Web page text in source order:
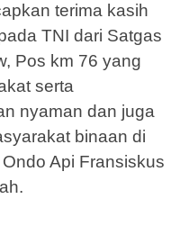
terima kasih
TNI dari Satgas
Pos km 76 yang
serta
nyaman dan juga
binaan di
Api Fransiskus